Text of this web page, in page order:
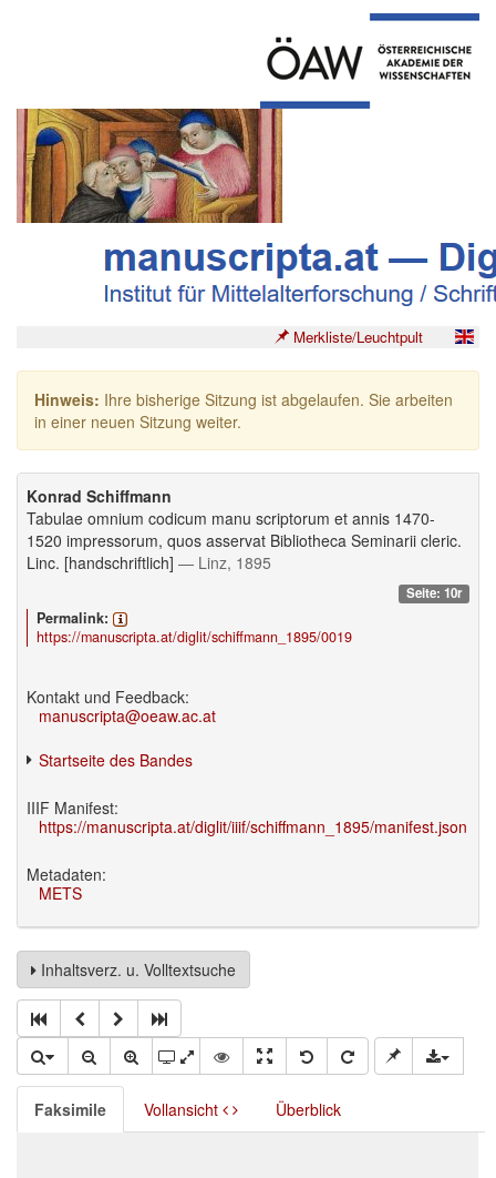
Merkliste/Leuchtpult
Hinweis: Ihre bisherige Sitzung ist abgelaufen. Sie arbeiten
in einer neuen Sitzung weiter.
Konrad Schiffmann
Tabulae omnium codicum manu scriptorum et annis 1470-
1520 impressorum, quos asservat Bibliotheca Seminarii cleric.
Linc. [handschriftlich] — Linz, 1895
Seite: 10r
Permalink:
https://manuscripta.at/diglit/schiffmann_1895/0019
Kontakt und Feedback:
manuscripta@oeaw.ac.at
Startseite des Bandes
IIIF Manifest:
https://manuscripta.at/diglit/iiif/schiffmann_1895/manifest.json
Metadaten:
METS
Inhaltsverz. u. Volltextsuche
Faksimile Vollansicht Überblick